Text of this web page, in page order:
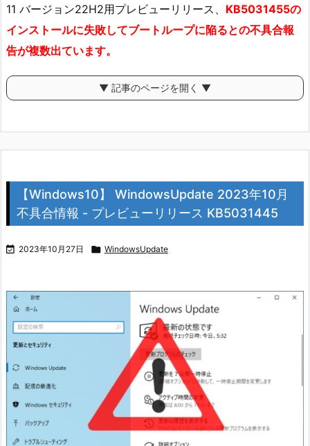
11 バージョン22H2用プレビューリリース、 KB5031455の
インストールに失敗してブートループに陥るとの不具合報
告が複数出ています。
▼ 記事のページを開く ▼
【Windows10】 WindowsUpdate 2023年10月
不具合情報 - プレビューリリース KB5031445
 2023年10月27日  WindowsUpdate